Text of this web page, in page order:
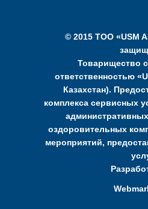
© 2015 ТОО «USM
Товарищество
ответственностью
Казахстан).
комплекса сервисных
оздоровительных
мероприятий,